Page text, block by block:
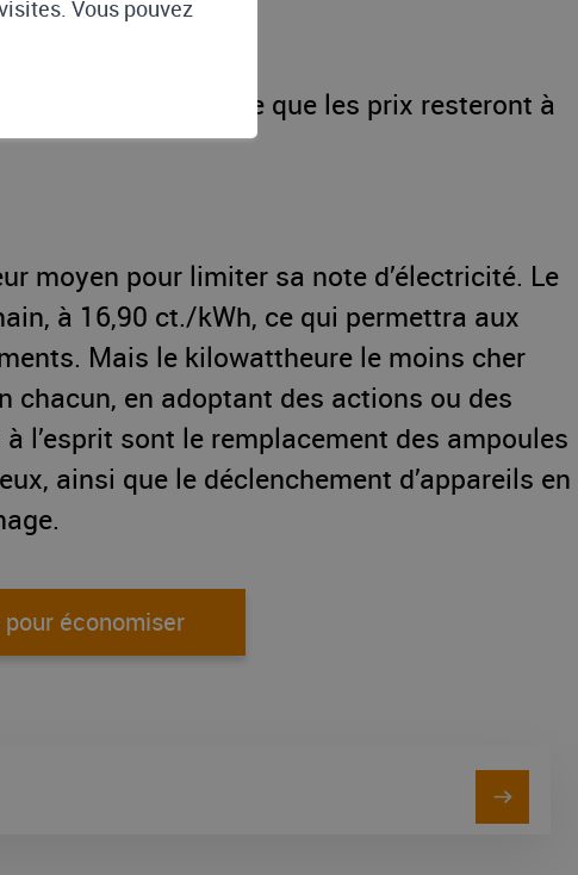
la branche pense que les prix resteront à
moyen pour limiter sa note d’électricité. Le
à 16,90 ct./kWh, ce qui permettra aux
Mais le kilowattheure le moins cher
chacun, en adoptant des actions ou des
l’esprit sont le remplacement des ampoules
ainsi que le déclenchement d’appareils en
économiser
Vous pouvez